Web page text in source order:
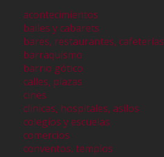
acontecimientos
bailes y cabarets
bares, restaurantes, cafeterías
barraquismo
barrio gótico
calles, plazas
cines
clinicas, hospitales, asilos
colegios y escuelas
comercios
conventos, templos